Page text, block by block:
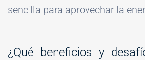
sencilla para aprovechar la
¿Qué beneficios y